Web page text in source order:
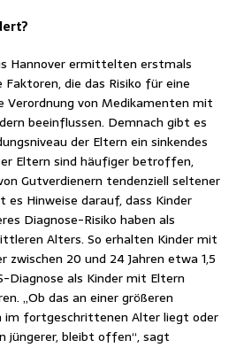
Hannover ermittelten erstmals
die das Risiko für eine
Verordnung von Medikamenten mit
beeinflussen. Demnach gibt es
der Eltern ein sinkendes
Eltern sind häufiger betroffen,
Gutverdienern tendenziell seltener
Hinweise darauf, dass Kinder
Diagnose-Risiko haben als
Alters. So erhalten Kinder mit
20 und 24 Jahren etwa 1,5
Diagnose als Kinder mit Eltern
„Ob das an einer größeren
im fortgeschrittenen Alter liegt oder
jüngerer, bleibt offen“, sagt